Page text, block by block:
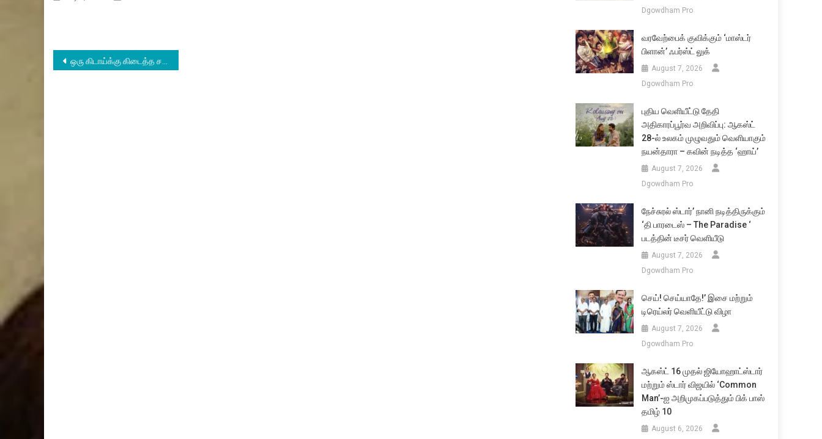
Post
ஒரு கிடாய்க்கு கிடைத்த சர்வதேச பாராட்டு
Dgowdham Pro
வரவேற்பைக் குவிக்கும் ‘மாஸ்டர்
பிளான்’ ஃபர்ஸ்ட் லுக்
August 7, 2026
Dgowdham Pro
புதிய வெளியீட்டு தேதி
அதிகாரப்பூர்வ அறிவிப்பு: ஆகஸ்ட்
28-ல் உலகம் முழுவதும் வெளியாகும்
நயன்தாரா – கவின் நடித்த ‘ஹாய்’
August 7, 2026
Dgowdham Pro
நேச்சுரல் ஸ்டார்’ நானி நடித்திருக்கும்
‘தி பாரடைஸ் – The Paradise ‘
படத்தின் டீசர் வெளியீடு
August 7, 2026
Dgowdham Pro
செய்! செய்யாதே!’ இசை மற்றும்
டிரெய்லர் வெளியீட்டு விழா
August 7, 2026
Dgowdham Pro
ஆகஸ்ட் 16 முதல் ஜியோஹாட்ஸ்டார்
மற்றும் ஸ்டார் விஜயில் ‘Common
Man’-ஐ அறிமுகப்படுத்தும் பிக் பாஸ்
தமிழ் 10
August 6, 2026